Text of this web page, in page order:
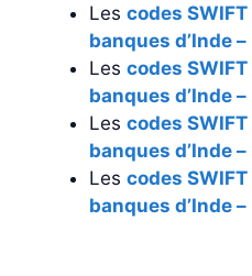
Les codes
banques d’Inde –
Les codes
banques d’Inde –
Les codes
banques d’Inde –
Les codes
banques d’Inde –